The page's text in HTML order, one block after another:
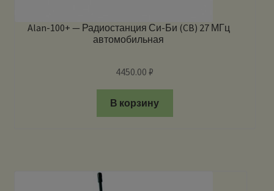
Alan-100+ — Радиостанция Си-Би (CB) 27 МГц
автомобильная
4450.00₽
В корзину